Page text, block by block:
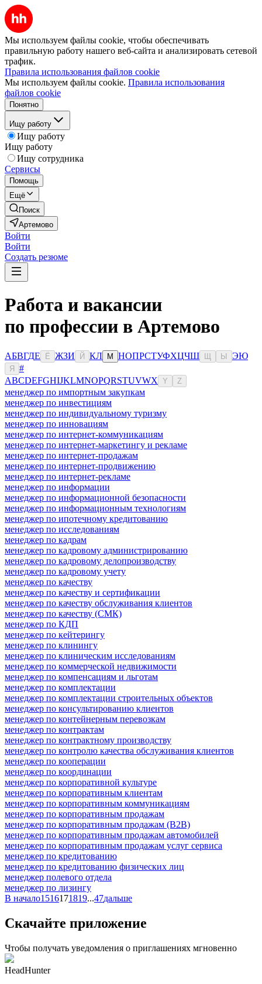
Мы используем файлы cookie, чтобы обеспечивать
правильную работу нашего веб-сайта и анализировать сетевой
трафик.
Правила использования файлов cookie
Мы используем файлы cookie. Правила использования
файлов cookie
Понятно
Ищу работу
Ищу работу
Ищу работу
Ищу сотрудника
Сервисы
Помощь
Ещё
Поиск
Артемово
Войти
Войти
Создать резюме
Работа и вакансии
по профессии в Артемово
АБВГДЕ Ё ЖЗИ Й КЛ М НОПРСТУФХЦЧШ Ы ЭЮ
Я
#
ABCDEFGHIJKLMNOPQRSTUVWX Y Z
менеджер по импортным закупкам
менеджер по инвестициям
менеджер по индивидуальному туризму
менеджер по инновациям
менеджер по интернет-коммуникациям
менеджер по интернет-маркетингу и рекламе
менеджер по интернет-продажам
менеджер по интернет-продвижению
менеджер по интернет-рекламе
менеджер по информации
менеджер по информационной безопасности
менеджер по информационным технологиям
менеджер по ипотечному кредитованию
менеджер по исследованиям
менеджер по кадрам
менеджер по кадровому администрированию
менеджер по кадровому делопроизводству
менеджер по кадровому учету
менеджер по качеству
менеджер по качеству и сертификации
менеджер по качеству обслуживания клиентов
менеджер по качеству (СМК)
менеджер по КДП
менеджер по кейтерингу
менеджер по клинингу
менеджер по клиническим исследованиям
менеджер по коммерческой недвижимости
менеджер по компенсациям и льготам
менеджер по комплектации
менеджер по комплектации строительных объектов
менеджер по консультированию клиентов
менеджер по контейнерным перевозкам
менеджер по контрактам
менеджер по контрактному производству
менеджер по контролю качества обслуживания клиентов
менеджер по кооперации
менеджер по координации
менеджер по корпоративной культуре
менеджер по корпоративным клиентам
менеджер по корпоративным коммуникациям
менеджер по корпоративным продажам
менеджер по корпоративным продажам (B2B)
менеджер по корпоративным продажам автомобилей
менеджер по корпоративным продажам услуг сервиса
менеджер по кредитованию
менеджер по кредитованию физических лиц
менеджер полевого отдела
менеджер по лизингу
В начало1516171819...47дальше
Скачайте приложение
Чтобы получать уведомления о приглашениях мгновенно
HeadHunter